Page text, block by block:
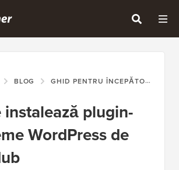
BLOG GHID PENTRU ÎNCEPĂTORI
instalează plugin-
WordPress de